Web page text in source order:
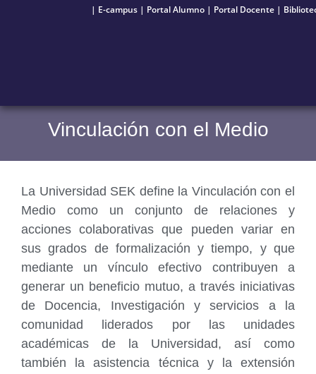
| E-campus | Portal Alumno | Portal Docente |
Vinculación con el Medio
La Universidad SEK define la Vinculación con el
Medio como un conjunto de relaciones y
acciones colaborativas que pueden variar en
sus grados de formalización y tiempo, y que
mediante un vínculo efectivo contribuyen a
generar un beneficio mutuo, a través iniciativas
de Docencia, Investigación y servicios a la
comunidad liderados por las unidades
académicas de la Universidad, así como
también la asistencia técnica y la extensión